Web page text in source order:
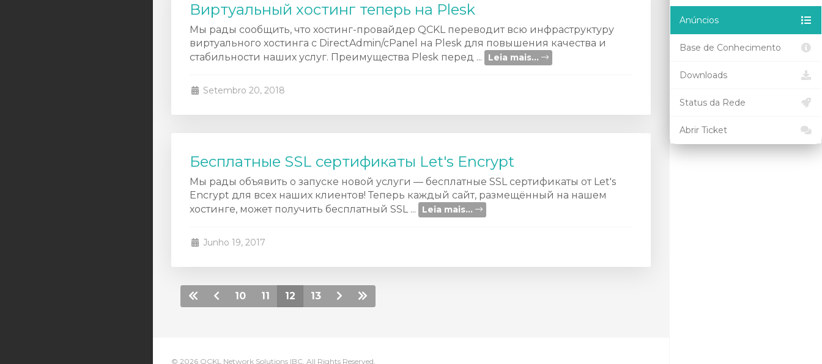
Виртуальный хостинг теперь на Plesk
Мы рады сообщить, что хостинг-провайдер QCKL переводит всю инфраструктуру
виртуального хостинга с DirectAdmin/cPanel на Plesk для повышения качества и
стабильности наших услуг. Преимущества Plesk перед ...
Leia mais...
Setembro 20, 2018
Бесплатные SSL сертификаты Let's Encrypt
Мы рады объявить о запуске новой услуги — бесплатные SSL сертификаты от Let's
Encrypt для всех наших клиентов! Теперь каждый сайт, размещённый на нашем
хостинге, может получить бесплатный SSL ...
Leia mais...
Junho 19, 2017
10 11 12 13
Anúncios
Base de Conhecimento
Downloads
Status da Rede
Abrir Ticket
© 2026 QCKL Network Solutions IBC. All Rights Reserved.